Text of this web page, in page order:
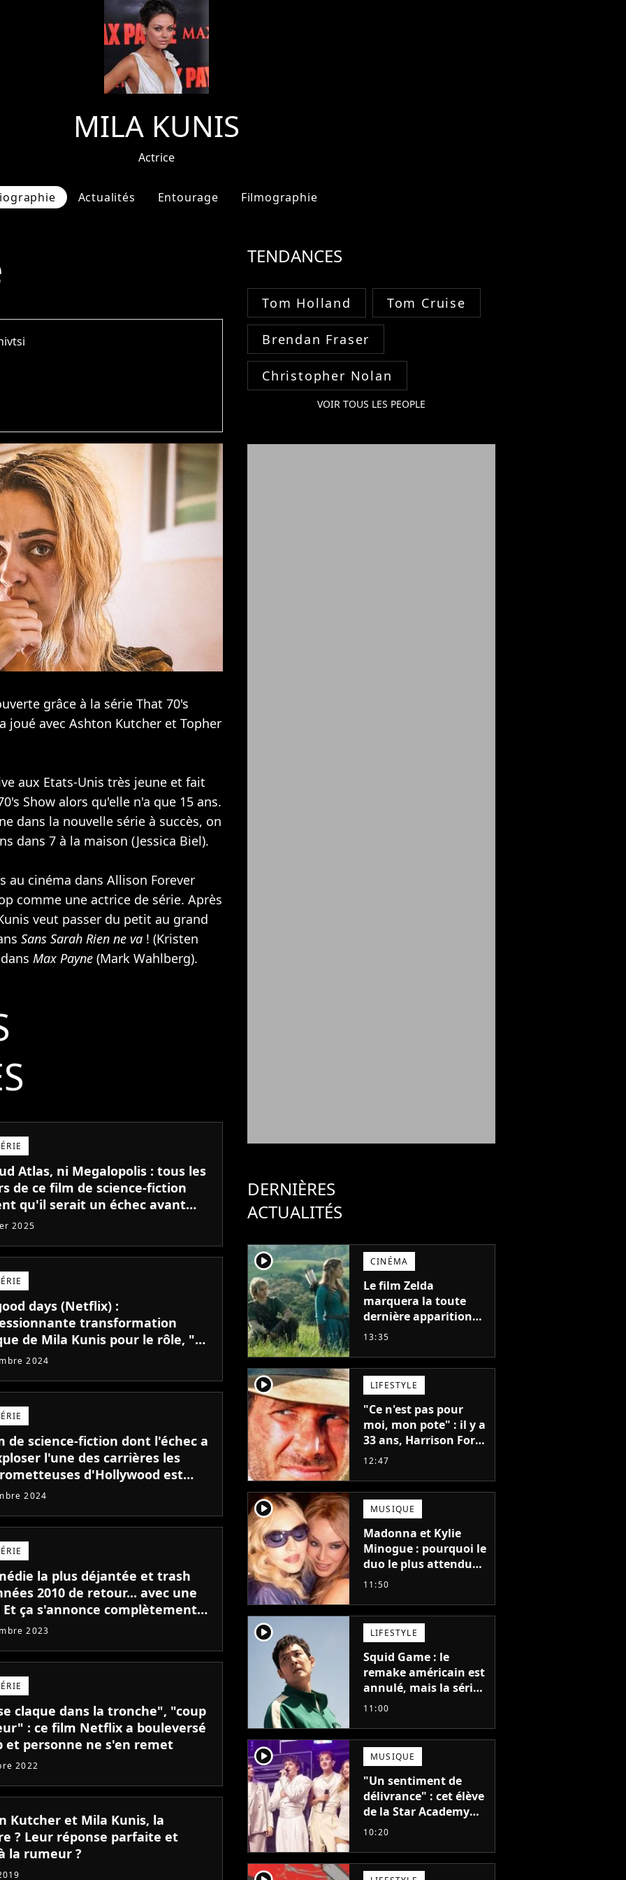
MILA KUNIS
Actrice
Actualités Entourage Filmographie
grâce à la série That 70's
joué avec Ashton Kutcher et Topher
aux Etats-Unis très jeune et fait
Show alors qu'elle n'a que 15 ans.
dans la nouvelle série à succès, on
dans 7 à la maison (Jessica Biel).
au cinéma dans Allison Forever
comme une actrice de série. Après
veut passer du petit au grand
Sans Sarah Rien ne va ! (Kristen
Max Payne (Mark Wahlberg).
Atlas, ni Megalopolis : tous les
de ce film de science-fiction
qu'il serait un échec avant
le début du tournage !
2025
days (Netflix) :
transformation
de Mila Kunis pour le rôle, "je
pas"
2024
de science-fiction dont l'échec a
l'une des carrières les
d'Hollywood est
streaming
2024
la plus déjantée et trash
2010 de retour... avec une
Et ça s'annonce complètement
2023
claque dans la tronche", "coup
: ce film Netflix a bouleversé
et personne ne s'en remet
2022
Kutcher et Mila Kunis, la
? Leur réponse parfaite et
la rumeur ?
TENDANCES
Tom Holland Tom Cruise
Brendan Fraser
Christopher Nolan
VOIR TOUS LES PEOPLE
DERNIÈRES
ACTUALITÉS
player2 CINÉMA
Le film Zelda
marquera la toute
dernière apparition
de cet acteur
disparu trop tôt
13:35
player2 LIFESTYLE
"Ce n'est pas pour
moi, mon pote" : il y a
33 ans, Harrison Ford
refusait l'un des plus
les temps
12:47
player2 MUSIQUE
Madonna et Kylie
Minogue : pourquoi le
duo le plus attendu
de la pop a mis 25 ans
11:50
player2 LIFESTYLE
Squid Game : le
remake américain est
annulé, mais la série
la plus vue sur Netflix
version française
11:00
player2 MUSIQUE
"Un sentiment de
délivrance" : cet élève
de la Star Academy
balance après la fin
10:20